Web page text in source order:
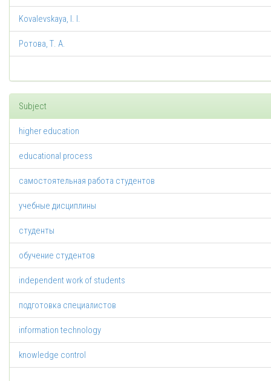
Kovalevskaya, I. I.
Poтoва, Т. А.
Subject
higher education
educational process
самостоятельная работа студентов
учебные дисциплины
студенты
обучение студентов
independent work of students
подготовка специалистов
information technology
knowledge control